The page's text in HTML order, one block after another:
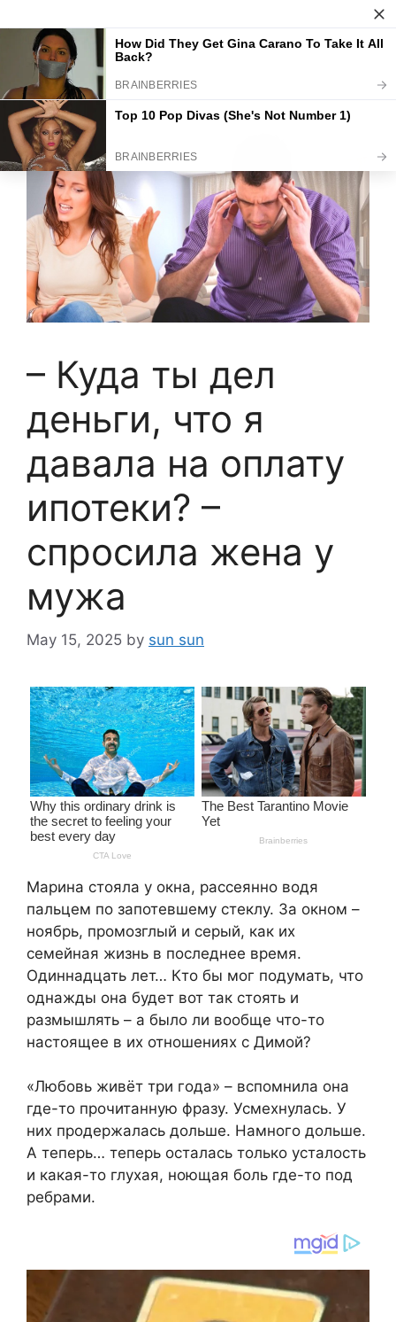
to
contentMy CMS Menu
– Куда ты дел
деньги, что я
давала на оплату
ипотеки? –
спросила жена у
мужа
May 15, 2025 by sun sun
Марина стояла у окна, рассеянно водя
пальцем по запотевшему стеклу. За окном –
ноябрь, промозглый и серый, как их
семейная жизнь в последнее время.
Одиннадцать лет… Кто бы мог подумать, что
однажды она будет вот так стоять и
размышлять – а было ли вообще что-то
настоящее в их отношениях с Димой?
«Любовь живёт три года» – вспомнила она
где-то прочитанную фразу. Усмехнулась. У
них продержалась дольше. Намного дольше.
А теперь… теперь осталась только усталость
и какая-то глухая, ноющая боль где-то под
ребрами.